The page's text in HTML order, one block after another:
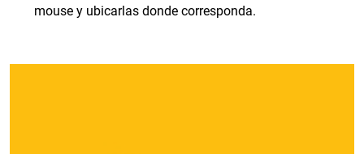
mouse y ubicarlas donde corresponda.